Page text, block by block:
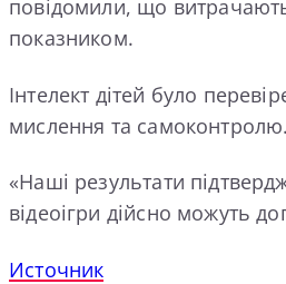
повідомили, що
показником.
Інтелект дітей було
мислення та самоконтролю.
«Наші результати
відеоігри дійсно можуть
Источник